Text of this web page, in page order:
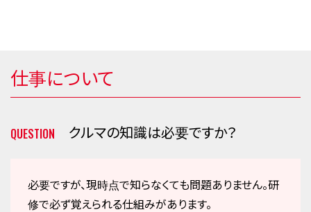
仕事について
QUESTION クルマの知識は必要ですか？
必要ですが、現時点で知らなくても問題ありません。研
修で必ず覚えられる仕組みがあります。